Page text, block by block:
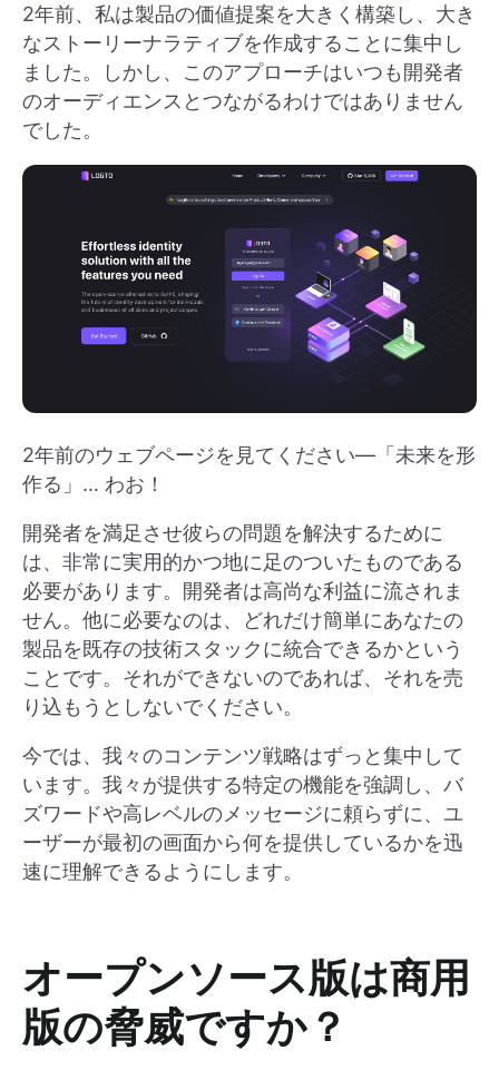
2年前、私は製品の価値提案を大きく構築し、大き
なストーリーナラティブを作成することに集中し
ました。しかし、このアプローチはいつも開発者
のオーディエンスとつながるわけではありません
でした。
2年前のウェブページを見てください—「未来を形
作る」… わお！
開発者を満足させ彼らの問題を解決するために
は、非常に実用的かつ地に足のついたものである
必要があります。開発者は高尚な利益に流されま
せん。他に必要なのは、どれだけ簡単にあなたの
製品を既存の技術スタックに統合できるかという
ことです。それができないのであれば、それを売
り込もうとしないでください。
今では、我々のコンテンツ戦略はずっと集中して
います。我々が提供する特定の機能を強調し、バ
ズワードや高レベルのメッセージに頼らずに、ユ
ーザーが最初の画面から何を提供しているかを迅
速に理解できるようにします。
オープンソース版は商用
版の脅威ですか？